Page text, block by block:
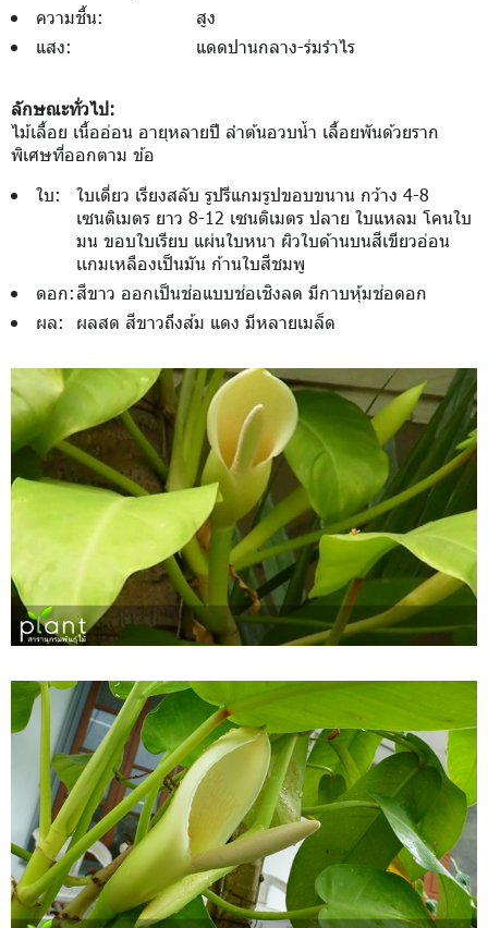
ความชื้น:
สูง
แสง:
แดดปานกลาง-ร่มรำไร
ลักษณะทั่วไป:
ไม้เลื้อย เนื้ออ่อน อายุหลายปี ลำต้นอวบน้ำ เลื้อยพันด้วยราก
พิเศษที่ออกตาม ข้อ
ใบ:
ใบเดี่ยว เรียงสลับ รูปรีแกมรูปขอบขนาน กว้าง 4-8
เซนติเมตร ยาว 8-12 เซนติเมตร ปลาย ใบแหลม โคนใบ
มน ขอบใบเรียบ แผ่นใบหนา ผิวใบด้านบนสีเขียวอ่อน
เเกมเหลืองเป็นมัน ก้านใบสีชมพู
ดอก:สีขาว ออกเป็นช่อแบบช่อเชิงลด มีกาบหุ้มช่อดอก
ผล:
ผลสด สีขาวถึงส้ม แดง มีหลายเมล็ด